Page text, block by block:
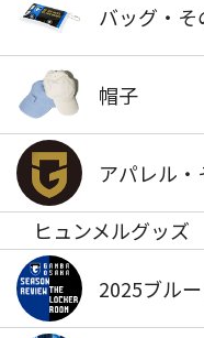
バッグ・そ
帽子
アパレル
ヒュンメルグッズ
2025ブル